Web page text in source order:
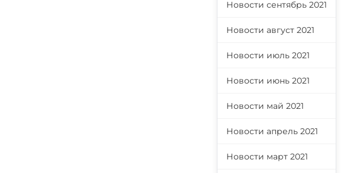
Новости сентябрь 2021
Новости август 2021
Новости июль 2021
Новости июнь 2021
Новости май 2021
Новости апрель 2021
Новости март 2021